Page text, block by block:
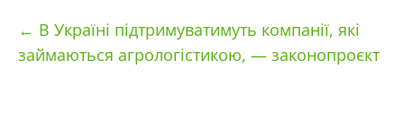
← В Україні підтримуватимуть компанії, які
займаються агрологістикою, — законопроєкт